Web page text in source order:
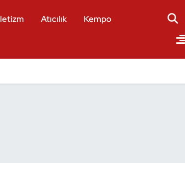
Atıcılık
Kempo